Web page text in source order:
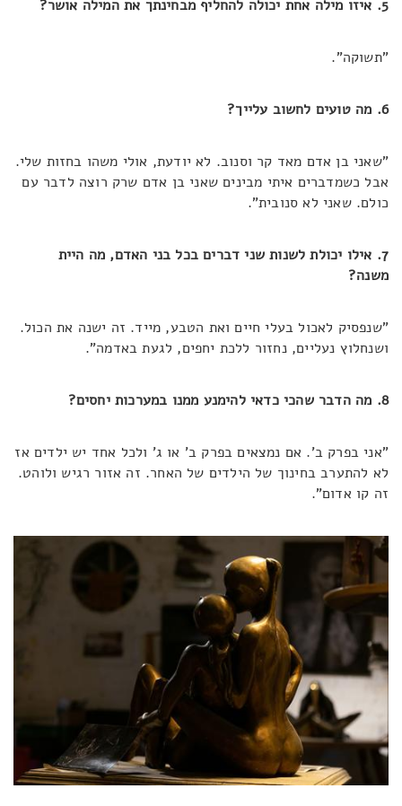
5. איזו מילה אחת יכולה להחליף מבחינתך את המילה אושר?
"תשוקה".
6. מה טועים לחשוב עלייך?
"שאני בן אדם מאד קר וסנוב. לא יודעת, אולי משהו בחזות שלי.
אבל כשמדברים איתי מבינים שאני בן אדם שרק רוצה לדבר עם
כולם. שאני לא סנובית".
7. אילו יכולת לשנות שני דברים בכל בני האדם, מה היית
משנה?
"שנפסיק לאכול בעלי חיים ואת הטבע, מייד. זה ישנה את הכול.
ושנחלוץ נעליים, נחזור ללכת יחפים, לגעת באדמה".
8. מה הדבר שהכי כדאי להימנע ממנו במערכות יחסים?
"אני בפרק ב'. אם נמצאים בפרק ב' או ג' ולכל אחד יש ילדים אז
לא להתערב בחינוך של הילדים של האחר. זה אזור רגיש ולוהט.
זה קו אדום".